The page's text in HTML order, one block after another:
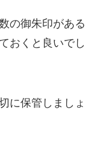
の御朱印がある
おくと良いでし
に保管しましょ